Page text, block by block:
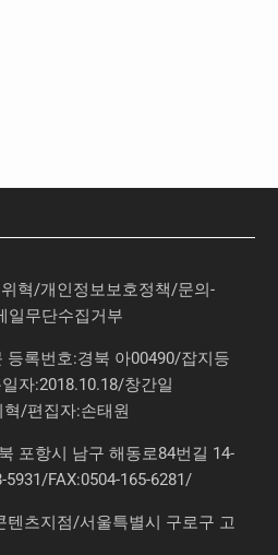
혁/개인정보보호정책/문의-
일무단수집거부
록번호:경북 아00490/잡지등
자:2018.10.18/창간일
/편집자:손태원
포항시 남구 해동로84번길 14-
FAX:0504-165-6281/
텐츠지점/서울특별시 구로구 고